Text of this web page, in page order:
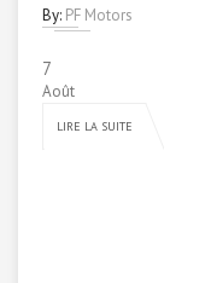
By: PF Motors
7
Août
LIRE LA SUITE